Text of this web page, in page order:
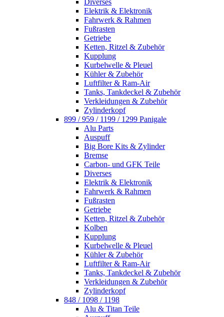
Diverses
Elektrik & Elektronik
Fahrwerk & Rahmen
Fußrasten
Getriebe
Ketten, Ritzel & Zubehör
Kupplung
Kurbelwelle & Pleuel
Kühler & Zubehör
Luftfilter & Ram-Air
Tanks, Tankdeckel & Zubehör
Verkleidungen & Zubehör
Zylinderkopf
899 / 959 / 1199 / 1299 Panigale
Alu Parts
Auspuff
Big Bore Kits & Zylinder
Bremse
Carbon- und GFK Teile
Diverses
Elektrik & Elektronik
Fahrwerk & Rahmen
Fußrasten
Getriebe
Ketten, Ritzel & Zubehör
Kolben
Kupplung
Kurbelwelle & Pleuel
Kühler & Zubehör
Luftfilter & Ram-Air
Tanks, Tankdeckel & Zubehör
Verkleidungen & Zubehör
Zylinderkopf
848 / 1098 / 1198
Alu & Titan Teile